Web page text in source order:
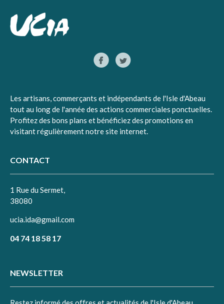
Les artisans, commerçants et indépendants de l'Isle d'Abeau
tout au long de l'année des actions commerciales ponctuelles.
Profitez des bons plans et bénéficiez des promotions en
visitant régulièrement notre site internet.
CONTACT
1 Rue du Sermet,
38080
ucia.ida@gmail.com
04 74 18 58 17
NEWSLETTER